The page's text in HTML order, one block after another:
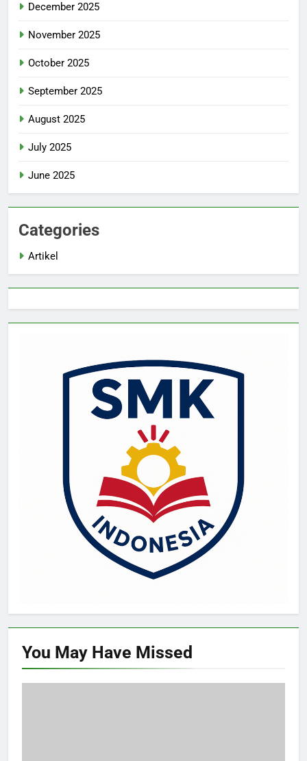
December 2025
November 2025
October 2025
September 2025
August 2025
July 2025
June 2025
Categories
Artikel
You May Have Missed